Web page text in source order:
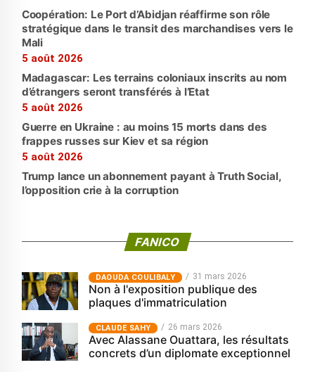
Coopération: Le Port d’Abidjan réaffirme son rôle
stratégique dans le transit des marchandises vers le
Mali
5 août 2026
Madagascar: Les terrains coloniaux inscrits au nom
d’étrangers seront transférés à l’Etat
5 août 2026
Guerre en Ukraine : au moins 15 morts dans des
frappes russes sur Kiev et sa région
5 août 2026
Trump lance un abonnement payant à Truth Social,
l’opposition crie à la corruption
FANICO
‎DAOUDA COULIBALY 31 mars 2026
Non à l'exposition publique des
plaques d'immatriculation
CLAUDE SAHY 26 mars 2026
Avec Alassane Ouattara, les résultats
concrets d’un diplomate exceptionnel